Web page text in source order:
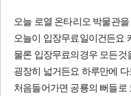
오늘 로열 온타리오 박물관
오늘이 입장무료일이건든요
물론 입장무료의경우 모든
굉장히 넓거든요 하루만에
처음들어가면 공룡의 뻐들